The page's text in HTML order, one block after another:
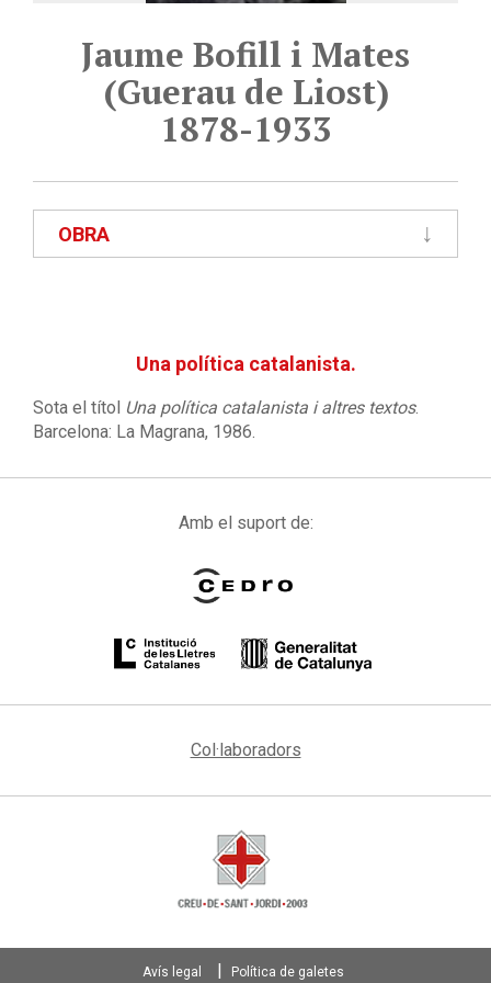
Jaume Bofill i Mates
(Guerau de Liost)
1878-1933
OBRA
Una política catalanista.
Sota el títol Una política catalanista i altres textos.
Barcelona: La Magrana, 1986.
Amb el suport de:
Col·laboradors
Avís legal Política de galetes